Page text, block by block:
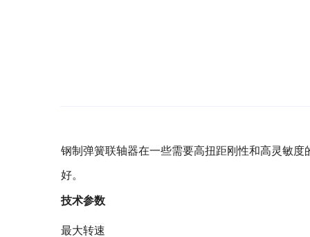
钢制弹簧联轴器在一些需要高扭距刚性和高灵敏
好。
技术参数
最大转速